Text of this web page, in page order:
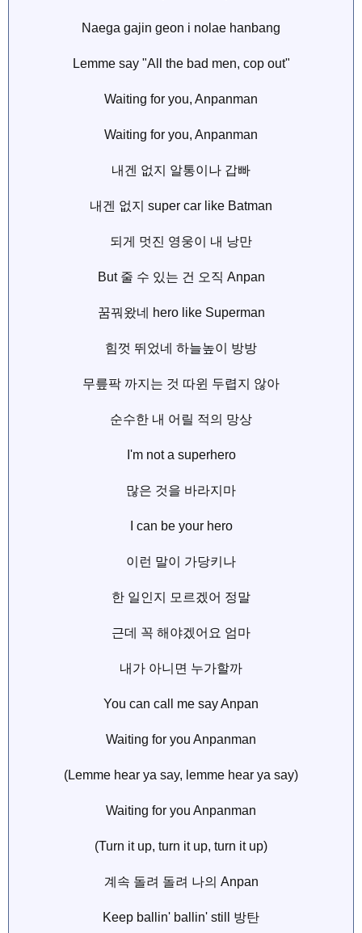
Naega gajin geon i nolae hanbang
Lemme say "All the bad men, cop out"
Waiting for you, Anpanman
Waiting for you, Anpanman
내겐 없지 알통이나 갑빠
내겐 없지 super car like Batman
되게 멋진 영웅이 내 낭만
But 줄 수 있는 건 오직 Anpan
꿈꿔왔네 hero like Superman
힘껏 뛰었네 하늘높이 방방
무릎팍 까지는 것 따윈 두렵지 않아
순수한 내 어릴 적의 망상
I'm not a superhero
많은 것을 바라지마
I can be your hero
이런 말이 가당키나
한 일인지 모르겠어 정말
근데 꼭 해야겠어요 엄마
내가 아니면 누가할까
You can call me say Anpan
Waiting for you Anpanman
(Lemme hear ya say, lemme hear ya say)
Waiting for you Anpanman
(Turn it up, turn it up, turn it up)
계속 돌려 돌려 나의 Anpan
Keep ballin' ballin' still 방탄